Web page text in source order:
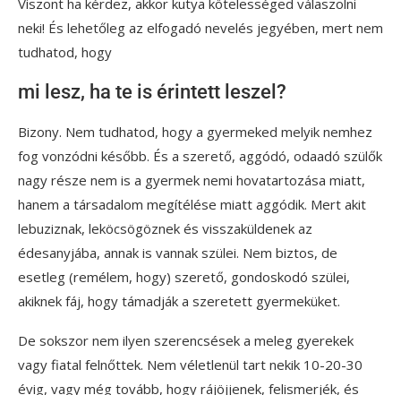
Viszont ha kérdez, akkor kutya kötelességed válaszolni
neki! És lehetőleg az elfogadó nevelés jegyében, mert nem
tudhatod, hogy
mi lesz, ha te is érintett leszel?
Bizony. Nem tudhatod, hogy a gyermeked melyik nemhez
fog vonzódni később. És a szerető, aggódó, odaadó szülők
nagy része nem is a gyermek nemi hovatartozása miatt,
hanem a társadalom megítélése miatt aggódik. Mert akit
lebuziznak, leköcsögöznek és visszaküldenek az
édesanyjába, annak is vannak szülei. Nem biztos, de
esetleg (remélem, hogy) szerető, gondoskodó szülei,
akiknek fáj, hogy támadják a szeretett gyermeküket.
De sokszor nem ilyen szerencsések a meleg gyerekek
vagy fiatal felnőttek. Nem véletlenül tart nekik 10-20-30
évig, vagy még tovább, hogy rájöjjenek, felismerjék, és